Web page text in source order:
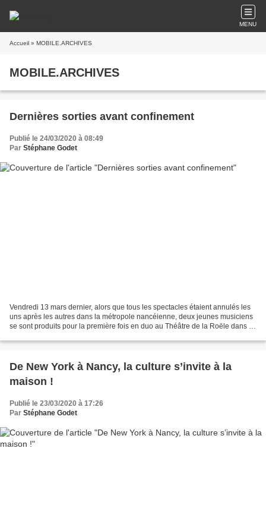
MENU
Accueil » MOBILE.ARCHIVES
MOBILE.ARCHIVES
Dernières sorties avant confinement
Publié le 24/03/2020 à 08:49
Par Stéphane Godet
Vendredi 13 mars dernier, alors que tous les spectacles étaient annulés les
uns après les autres dans la métropole nancéienne, deux jeunes musiciens
se sont produits pour la première fois en duo au Théâtre de la Roële dans le
De New York à Nancy, la culture s’invite à la
maison !
Publié le 23/03/2020 à 17:26
Par Stéphane Godet